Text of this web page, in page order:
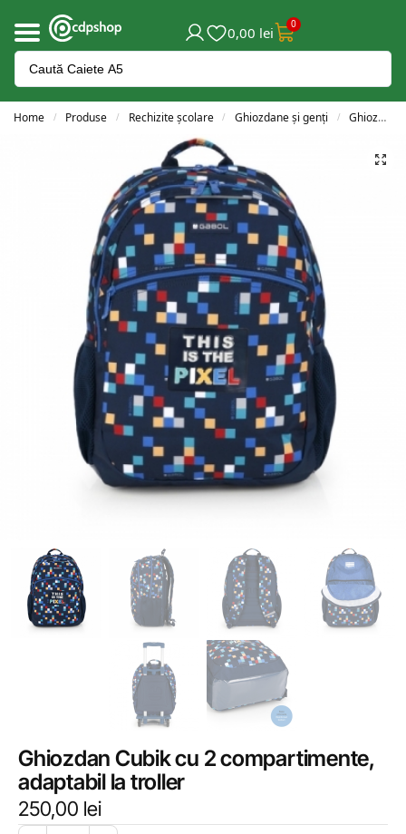
0,00 lei 0
Home / Produse / Rechizite școlare / Ghiozdane și genți / Ghiozdane adolescenți
Ghiozdan Cubik cu 2 compartimente,
adaptabil la troller
250,00 lei